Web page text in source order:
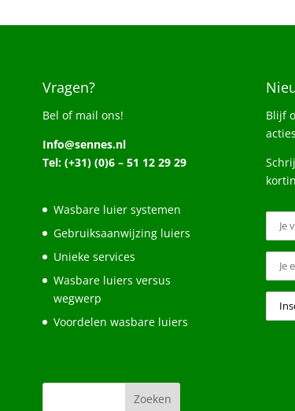
Vragen?
Bel of mail ons!
Info@sennes.nl
Tel: (+31) (0)6 – 51 12 29 29
Wasbare luier systemen
Gebruiksaanwijzing luiers
Unieke services
Wasbare luiers versus
wegwerp
Voordelen wasbare luiers
Blijf